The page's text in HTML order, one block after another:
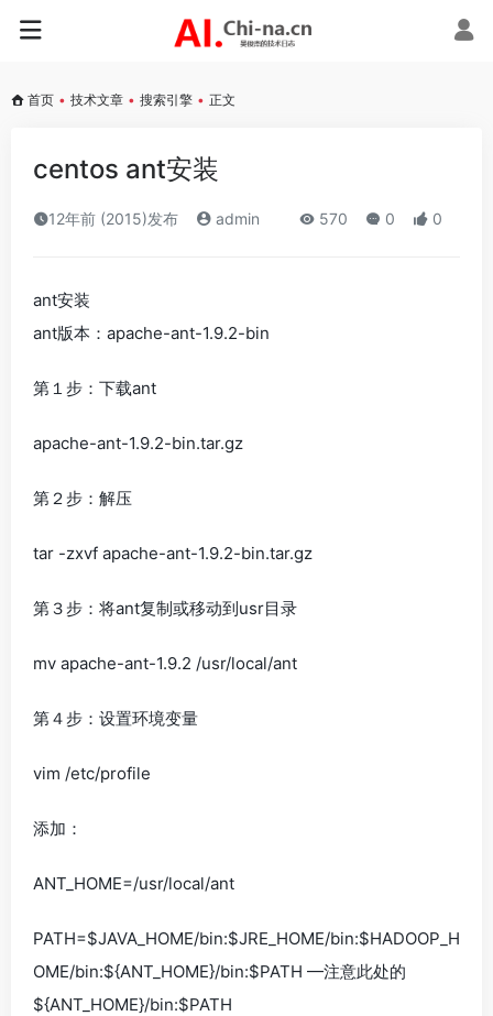
首页 • 技术文章 • 搜索引擎 • 正文
centos ant安装
12年前 (2015)发布 admin 570 0 0
ant安装
ant版本：apache-ant-1.9.2-bin
第１步：下载ant
apache-ant-1.9.2-bin.tar.gz
第２步：解压
tar -zxvf apache-ant-1.9.2-bin.tar.gz
第３步：将ant复制或移动到usr目录
mv apache-ant-1.9.2 /usr/local/ant
第４步：设置环境变量
vim /etc/profile
添加：
ANT_HOME=/usr/local/ant
PATH=$JAVA_HOME/bin:$JRE_HOME/bin:$HADOOP_H
OME/bin:${ANT_HOME}/bin:$PATH —注意此处的
${ANT_HOME}/bin:$PATH